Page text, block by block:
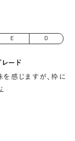
E D
ード
感じますが、枠に